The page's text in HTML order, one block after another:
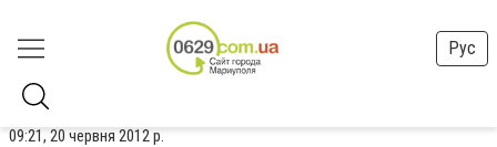
Рус
09:21, 20 червня 2012 р.